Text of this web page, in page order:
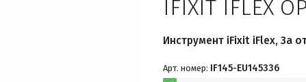
IFIXIT IFLEX
Инструмент iFixit iFlex, За
Арт. номер: IF145-EU145336